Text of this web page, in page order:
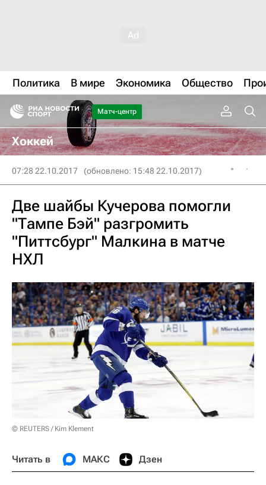
Политика В мире Экономика Общество
Матч-центр
Хоккей
07:28 22.10.2017 (обновлено: 15:48 22.10.2017)
Две шайбы Кучерова помогли
"Тампе Бэй" разгромить
"Питтсбург" Малкина в матче
НХЛ
© REUTERS / Kim Klement
Читать в МАКС Дзен